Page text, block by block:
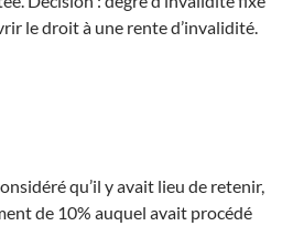
le droit à une rente d’invalidité.
qu’il y avait lieu de retenir,
de 10% auquel avait procédé